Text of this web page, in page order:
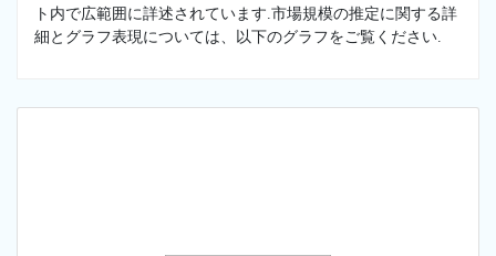
ト内で広範囲に詳述されています.市場規模の推定に関する詳
細とグラフ表現については、以下のグラフをご覧ください.